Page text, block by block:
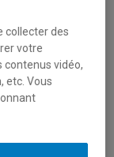
collecter des
votre
contenus vidéo,
etc. Vous